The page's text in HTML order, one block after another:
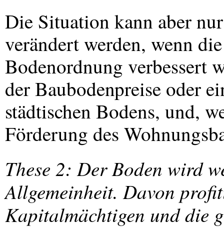
Die Situation kann aber
verändert werden, wenn
Bodenordnung verbessert
der Baubodenpreise oder
städtischen Bodens, und,
Förderung des
These 2: Der Boden wird
Allgemeinheit. Davon
Kapitalmächtigen und die